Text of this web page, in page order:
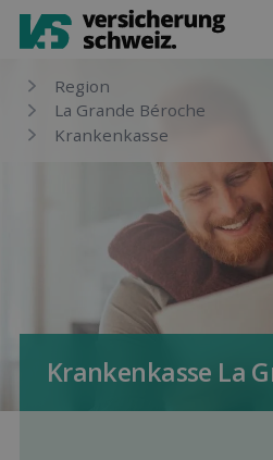
Region
La Grande Béroche
Kranken­kasse
Kranken­kasse La